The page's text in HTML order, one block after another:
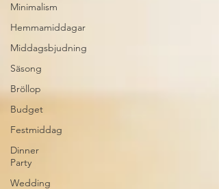
Minimalism
Hemmamiddagar
Middagsbjudning
Säsong
Bröllop
Budget
Festmiddag
Dinner
Party
Wedding